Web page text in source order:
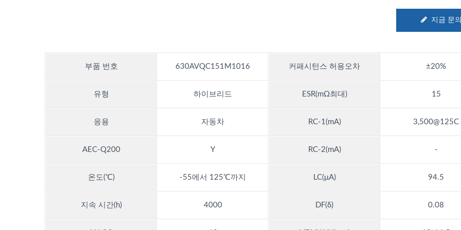
지금 문
부품 번호 630AVQC151M1016 커패시턴스 허용오차 ±20%
유형 하이브리드 ESR(mΩ최대) 15
응용 자동차 RC-1(mA) 3,500@125C
AEC-Q200 Y RC-2(mA) -
온도(℃) -55에서 125℃까지 LC(μA) 94.5
지속 시간(h) 4000 DF(δ) 0.08